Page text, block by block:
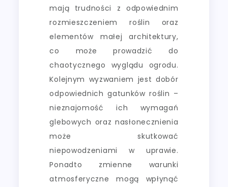
mają trudności z odpowiednim
rozmieszczeniem roślin oraz
elementów małej architektury,
co może prowadzić do
chaotycznego wyglądu ogrodu.
Kolejnym wyzwaniem jest dobór
odpowiednich gatunków roślin –
nieznajomość ich wymagań
glebowych oraz nasłonecznienia
może skutkować
niepowodzeniami w uprawie.
Ponadto zmienne warunki
atmosferyczne mogą wpłynąć